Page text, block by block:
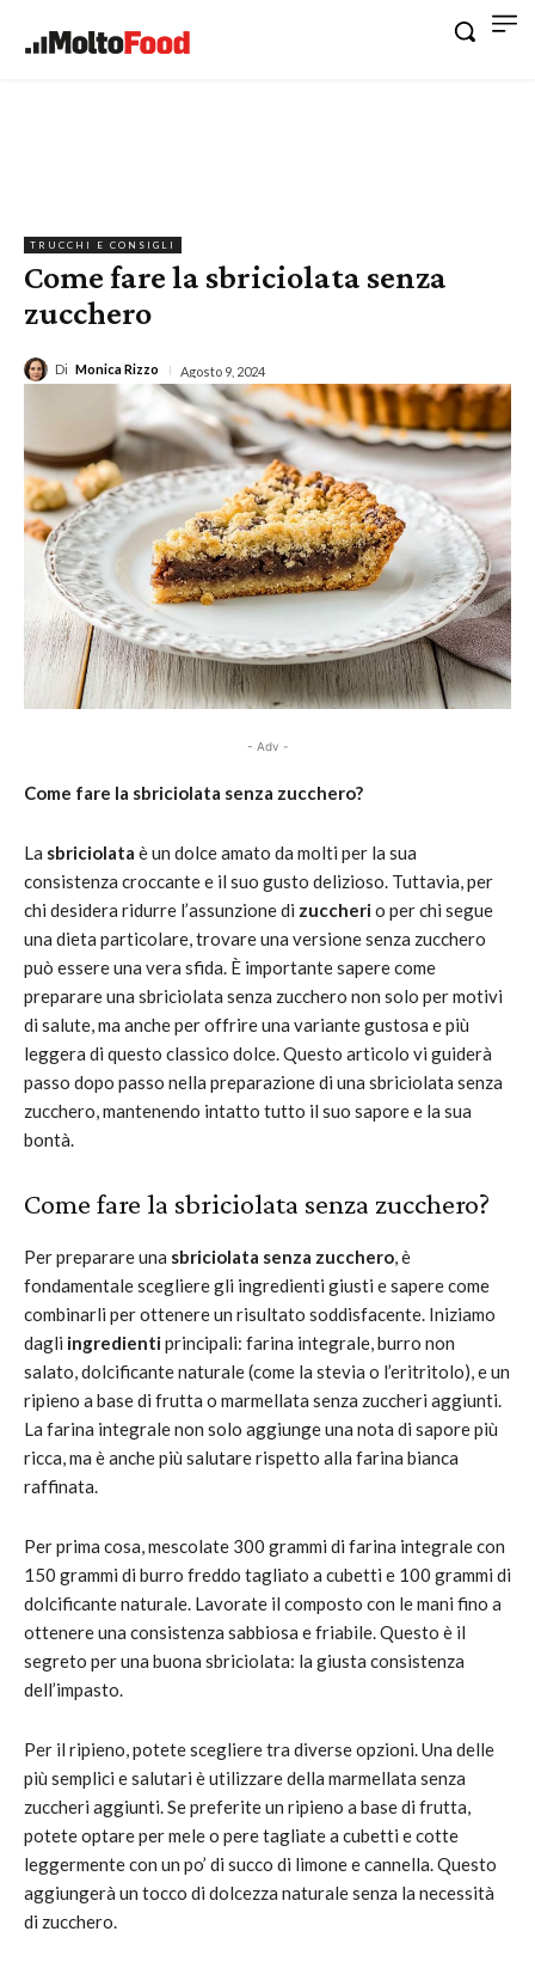
TRUCCHI E CONSIGLI
Come fare la sbriciolata senza
zucchero
Di Monica Rizzo Agosto 9, 2024
- Adv -
Come fare la sbriciolata senza zucchero?
La sbriciolata è un dolce amato da molti per la sua
consistenza croccante e il suo gusto delizioso. Tuttavia, per
chi desidera ridurre l’assunzione di zuccherio per chi segue
una dieta particolare, trovare una versione senza zucchero
può essere una vera sfida. È importante sapere come
preparare una sbriciolata senza zucchero non solo per motivi
di salute, ma anche per offrire una variante gustosa e più
leggera di questo classico dolce. Questo articolo vi guiderà
passo dopo passo nella preparazione di una sbriciolata senza
zucchero, mantenendo intatto tutto il suo sapore e la sua
bontà.
Come fare la sbriciolata senza zucchero?
Per preparare una sbriciolata senza zucchero, è
fondamentale scegliere gli ingredienti giusti e sapere come
combinarli per ottenere un risultato soddisfacente. Iniziamo
dagli ingredientiprincipali: farina integrale, burro non
salato, dolcificante naturale (come la stevia o l’eritritolo), e un
ripieno a base di frutta o marmellata senza zuccheri aggiunti.
La farina integrale non solo aggiunge una nota di sapore più
ricca, ma è anche più salutare rispetto alla farina bianca
raffinata.
Per prima cosa, mescolate 300 grammi di farina integrale con
150 grammi di burro freddo tagliato a cubetti e 100 grammi di
dolcificante naturale. Lavorate il composto con le mani fino a
ottenere una consistenza sabbiosa e friabile. Questo è il
segreto per una buona sbriciolata: la giusta consistenza
dell’impasto.
Per il ripieno, potete scegliere tra diverse opzioni. Una delle
più semplici e salutari è utilizzare della marmellata senza
zuccheri aggiunti. Se preferite un ripieno a base di frutta,
potete optare per mele o pere tagliate a cubetti e cotte
leggermente con un po’ di succo di limone e cannella. Questo
aggiungerà un tocco di dolcezza naturale senza la necessità
di zucchero.